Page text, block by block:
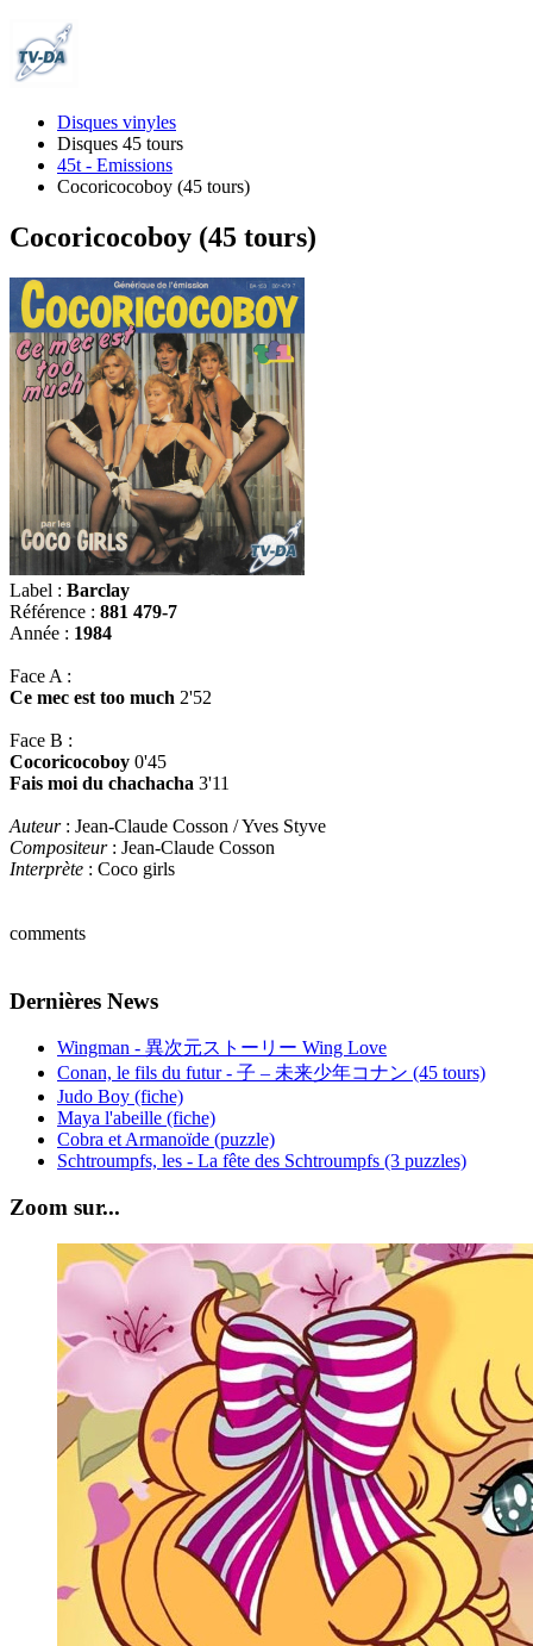
Disques vinyles
Disques 45 tours
45t - Emissions
Cocoricocoboy (45 tours)
Cocoricocoboy (45 tours)
Label : Barclay
Référence : 881 479-7
Année : 1984
Face A :
Ce mec est too much 2'52
Face B :
Cocoricocoboy 0'45
Fais moi du chachacha 3'11
Auteur: Jean-Claude Cosson / Yves Styve
Compositeur: Jean-Claude Cosson
Interprète : Coco girls
comments
Dernières News
Wingman - 異次元ストーリー Wing Love
Conan, le fils du futur - 子 – 未来少年コナン (45 tours)
Judo Boy (fiche)
Maya l'abeille (fiche)
Cobra et Armanoïde (puzzle)
Schtroumpfs, les - La fête des Schtroumpfs (3 puzzles)
Zoom sur...